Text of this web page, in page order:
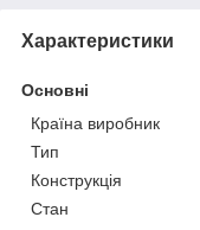
Характеристики
Основні
Країна виробник
Тип
Конструкція
Стан